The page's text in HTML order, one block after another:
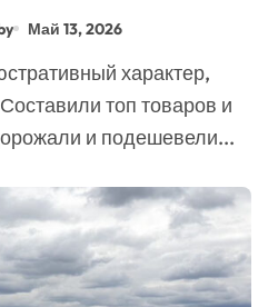
Май 13, 2026
топ товаров и
и подешевели...